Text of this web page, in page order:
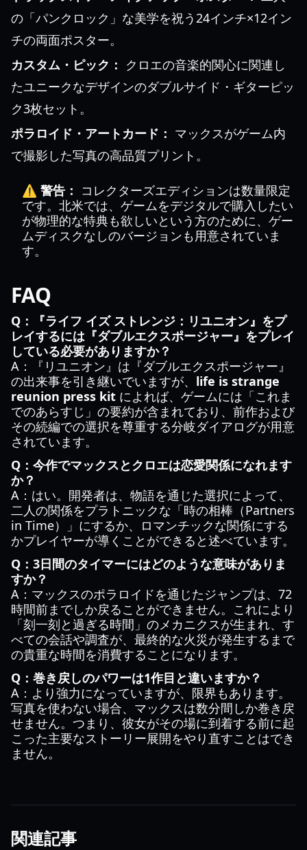
の「パンクロック」な美学を祝う24インチ×12イン
チの両面ポスター。
カスタム・ピック： クロエの音楽的関心に関連し
たユニークなデザインのダブルサイド・ギターピッ
ク3枚セット。
ポラロイド・アートカード： マックスがゲーム内
で撮影した写真の高品質プリント。
⚠️ 警告： コレクターズエディションは数量限定
です。北米では、ゲームをデジタルで購入したい
が物理的な特典も欲しいという方のために、ゲー
ムディスクなしのバージョンも用意されていま
す。
FAQ
Q：『ライフ イズ ストレンジ：リユニオン』をプ
レイするには『ダブルエクスポージャー』をプレイ
している必要がありますか？
A：『リユニオン』は『ダブルエクスポージャー』
の出来事を引き継いでいますが、 life is strange
reunion press kit によれば、ゲームには「これま
でのあらすじ」の要約が含まれており、前作および
その続編での選択を尊重する分岐ダイアログが用意
されています。
Q：今作でマックスとクロエは恋愛関係になれます
か？
A：はい。開発者は、物語を通じた選択によって、
二人の関係をプラトニックな「時の相棒（Partners
in Time）」にするか、ロマンチックな関係にする
かプレイヤーが導くことができると述べています。
Q：3日間のタイマーにはどのような意味がありま
すか？
A：マックスのポラロイドを通じたジャンプは、72
時間前までしか戻ることができません。これにより
「刻一刻と過ぎる時間」のメカニクスが生まれ、す
べての会話や調査が、最終的な火災が発生するまで
の貴重な時間を消費することになります。
Q：巻き戻しのパワーは1作目と違いますか？
A：より強力になっていますが、限界もあります。
写真を使わない場合、マックスは数分間しか巻き戻
せません。つまり、彼女がその場に到着する前に起
こった主要なストーリー展開をやり直すことはでき
ません。
関連記事